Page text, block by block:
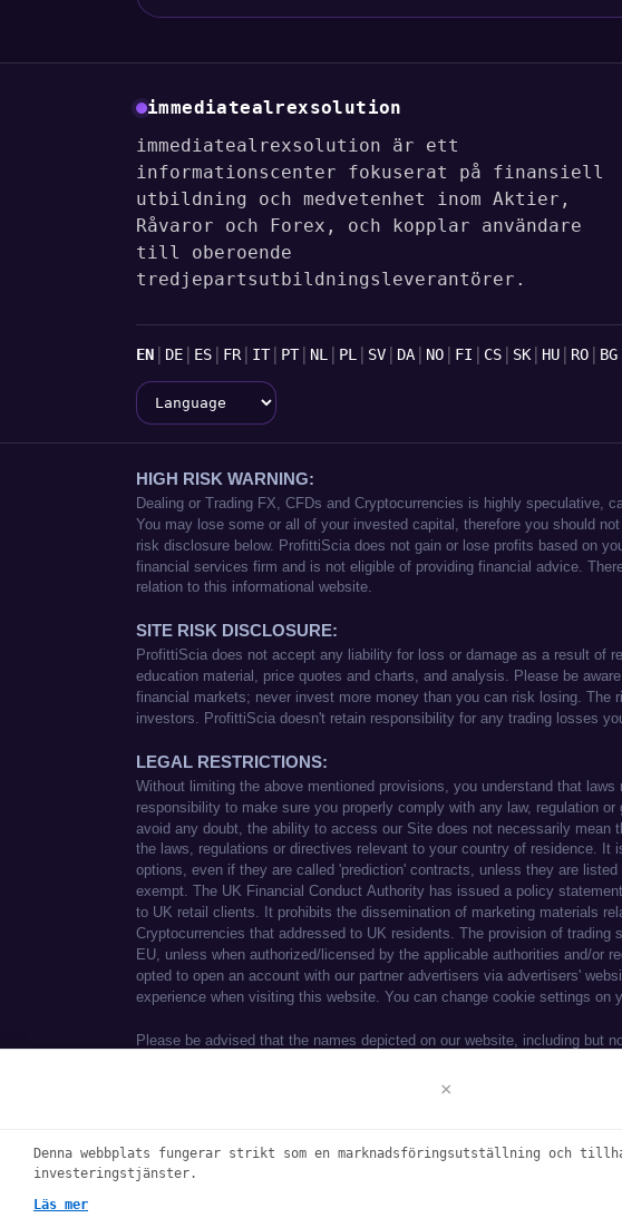
immediatealrexsolution
immediatealrexsolution är ett
informationscenter fokuserat på finansiell
utbildning och medvetenhet inom Aktier,
Råvaror och Forex, och kopplar användare
till oberoende
tredjepartsutbildningsleverantörer.
Språk
EN DE ES FR| IT| PT| NL PL SV DA NO FI CS SK HU RO BG
Language
See ourCookie Policy for more information.
×
Denna webbplats fungerar strikt som en marknadsföringsutställning
investeringstjänster.
Läs mer